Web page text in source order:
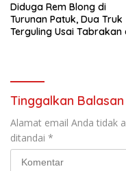
Diduga Rem Blong di
Turunan Patuk, Dua Truk
Terguling Usai Tabrakan
Tinggalkan Balasan
Alamat email Anda tidak
ditandai *